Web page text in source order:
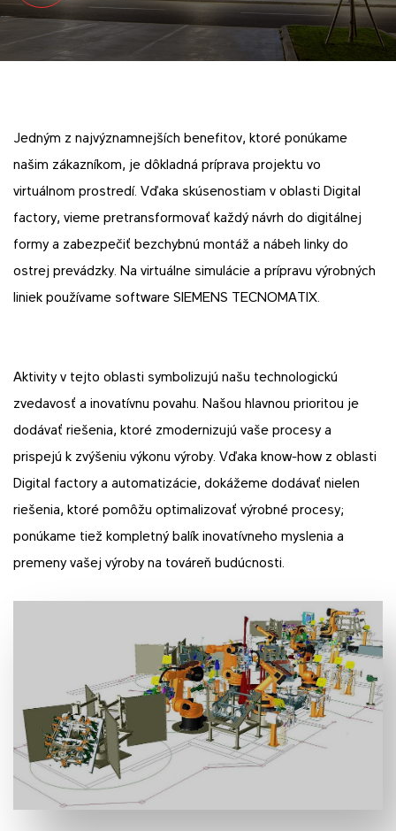
Jedným z najvýznamnejších benefitov, ktoré ponúkame
našim zákazníkom, je dôkladná príprava projektu vo
virtuálnom prostredí. Vďaka skúsenostiam v oblasti Digital
factory, vieme pretransformovať každý návrh do digitálnej
formy a zabezpečiť bezchybnú montáž a nábeh linky do
ostrej prevádzky. Na virtuálne simulácie a prípravu výrobných
liniek používame software SIEMENS TECNOMATIX.
Aktivity v tejto oblasti symbolizujú našu technologickú
zvedavosť a inovatívnu povahu. Našou hlavnou prioritou je
dodávať riešenia, ktoré zmodernizujú vaše procesy a
prispejú k zvýšeniu výkonu výroby. Vďaka know-how z oblasti
Digital factory a automatizácie, dokážeme dodávať nielen
riešenia, ktoré pomôžu optimalizovať výrobné procesy;
ponúkame tiež kompletný balík inovatívneho myslenia a
premeny vašej výroby na továreň budúcnosti.